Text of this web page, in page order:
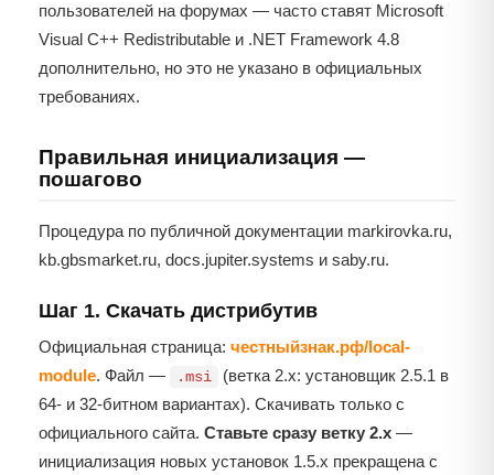
пользователей на форумах — часто ставят Microsoft
Visual C++ Redistributable и .NET Framework 4.8
дополнительно, но это не указано в официальных
требованиях.
Правильная инициализация —
пошагово
Процедура по публичной документации markirovka.ru,
kb.gbsmarket.ru, docs.jupiter.systems и saby.ru.
Шаг 1. Скачать дистрибутив
Официальная страница: честныйзнак.рф/local-
module. Файл — .msi
(ветка 2.x: установщик 2.5.1 в
64- и 32-битном вариантах). Скачивать только с
официального сайта. Ставьте сразу ветку 2.x —
инициализация новых установок 1.5.x прекращена с